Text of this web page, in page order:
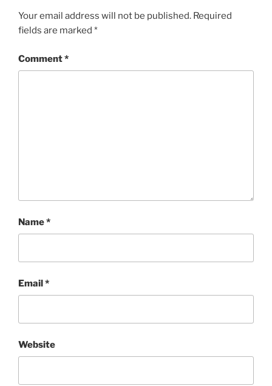
Your email address will not be published. Required
fields are marked *
Comment*
Name*
Email*
Website